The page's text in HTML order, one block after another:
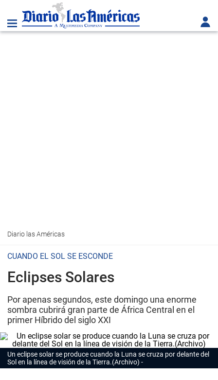
Diario las Américas
CUANDO EL SOL SE ESCONDE
Eclipses Solares
Por apenas segundos, este domingo una enorme
sombra cubrirá gran parte de África Central en el
primer Híbrido del siglo XXI
Un eclipse solar se produce cuando la Luna se cruza por delante del
Sol en la línea de visión de la Tierra.(Archivo)